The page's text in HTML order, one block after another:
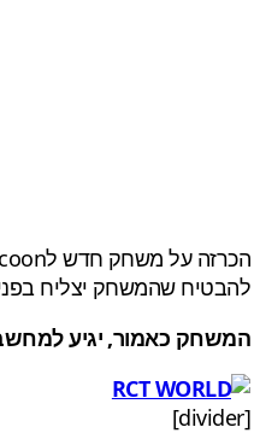
להבטיח שהמשחק יצליח
המשחק כאמור, יגיע למחשב האישי בתחילת 2015 (תרגום ממונחי התעשייה: מינואר
[divider]